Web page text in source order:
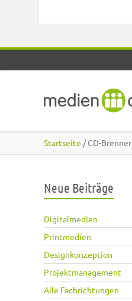
Startseite / CD-Brenner
Neue Beiträge
Digitalmedien
Printmedien
Designkonzeption
Projektmanagement
Alle Fachrichtungen